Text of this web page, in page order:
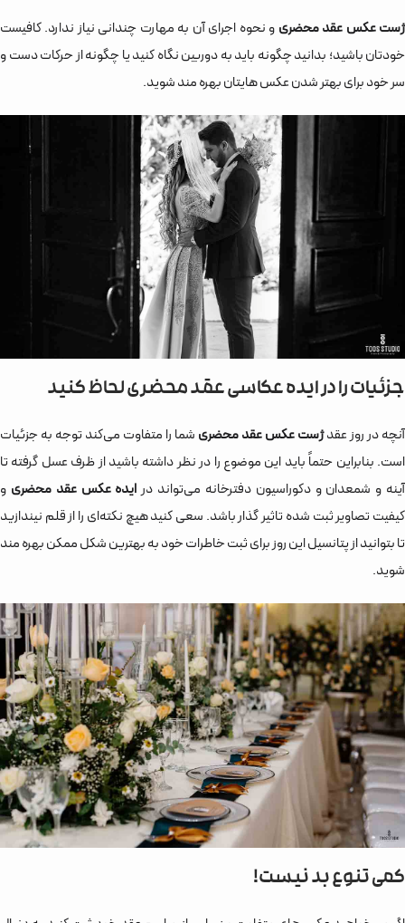
ژست عکس عقد محضری و نحوه اجرای آن به مهارت چندانی نیاز ندارد. کافیست
خودتان باشید؛ بدانید چگونه باید به دوربین نگاه کنید یا چگونه از حرکات دست و
سر خود برای بهتر شدن عکس هایتان بهره مند شوید.
جزئیات را در ایده عکاسی عقد محضری لحاظ کنید
آنچه در روز عقدژست عکس عقد محضری شما را متفاوت می‌کند توجه به جزئیات
است. بنابراین حتماً باید این موضوع را در نظر داشته باشید از ظرف عسل گرفته تا
آینه و شمعدان و دکوراسیون دفترخانه می‌تواند درایده عکس عقد محضری و
کیفیت تصاویر ثبت شده تاثیر گذار باشد. سعی کنید هیچ نکته‌ای را از قلم نیندازید
تا بتوانید از پتانسیل این روز برای ثبت خاطرات خود به بهترین شکل ممکن بهره مند
شوید.
کمی تنوع بد نیست!